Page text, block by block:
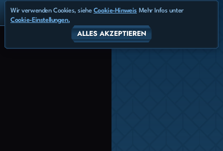
Wir verwenden Cookies, siehe Cookie-HinweisMehr Infos unter
Cookie-Einstellungen.
ALLES AKZEPTIEREN